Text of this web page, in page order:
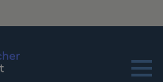
Menu